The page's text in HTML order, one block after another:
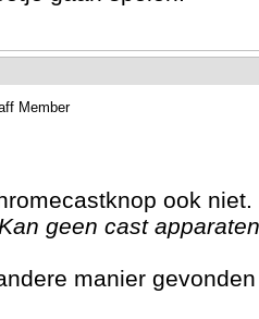
Member
ook niet.
Kan geen cast
manier